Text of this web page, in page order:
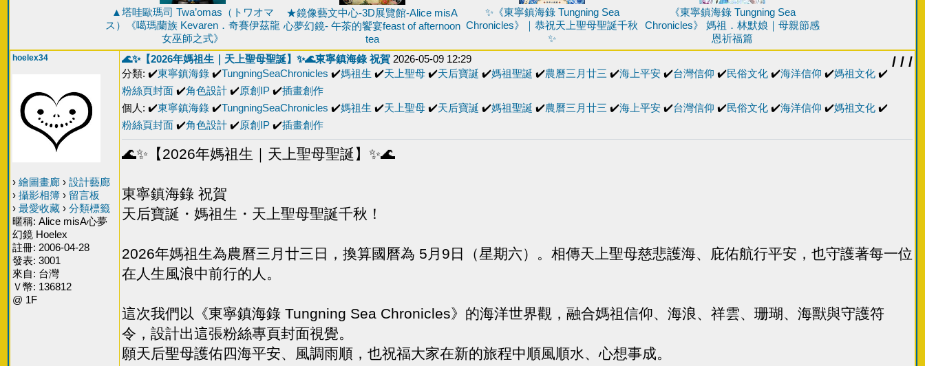
▲塔哇歐瑪司 Twa’omas（トワオマ
ス）《噶瑪蘭族 Kevaren．奇賽伊茲龍
女巫師之式》
★鏡像藝文中心-3D展覽館-Alice misA
心夢幻鏡- 午茶的饗宴feast of afternoon
tea
✨《東寧鎮海錄 Tungning Sea
Chronicles》｜恭祝天上聖母聖誕千秋
✨
《東寧鎮海錄 Tungning Sea
Chronicles》 媽祖．林默娘｜母親節感
恩祈福篇
hoelex34
› 繪圖畫廊 › 設計藝廊
› 攝影相簿 › 留言板
› 最愛收藏 › 分類標籤
暱稱: Alice misA心夢
幻鏡 Hoelex
註冊: 2006-04-28
發表: 3001
來自: 台灣
Ｖ幣: 136812
@ 1F
🌊✨【2026年媽祖生｜天上聖母聖誕】✨🌊東寧鎮海錄 祝賀 2026-05-09 12:29
分類: ✔️東寧鎮海錄 ✔️TungningSeaChronicles ✔️媽祖生 ✔️天上聖母 ✔️天后寶誕 ✔️媽祖聖誕 ✔️農曆三月廿三 ✔️海上平安 ✔️台灣信仰 ✔️民俗文化 ✔️海洋信仰 ✔️媽祖文化 ✔️
粉絲頁封面 ✔️角色設計 ✔️原創IP ✔️插畫創作
個人: ✔️東寧鎮海錄 ✔️TungningSeaChronicles ✔️媽祖生 ✔️天上聖母 ✔️天后寶誕 ✔️媽祖聖誕 ✔️農曆三月廿三 ✔️海上平安 ✔️台灣信仰 ✔️民俗文化 ✔️海洋信仰 ✔️媽祖文化 ✔️
粉絲頁封面 ✔️角色設計 ✔️原創IP ✔️插畫創作
/ / /
🌊✨【2026年媽祖生｜天上聖母聖誕】✨🌊
東寧鎮海錄 祝賀
天后寶誕・媽祖生・天上聖母聖誕千秋！
2026年媽祖生為農曆三月廿三日，換算國曆為 5月9日（星期六）。相傳天上聖母慈悲護海、庇佑航行平安，也守護著每一位
在人生風浪中前行的人。
這次我們以《東寧鎮海錄 Tungning Sea Chronicles》的海洋世界觀，融合媽祖信仰、海浪、祥雲、珊瑚、海獸與守護符
令，設計出這張粉絲專頁封面視覺。
願天后聖母護佑四海平安、風調雨順，也祝福大家在新的旅程中順風順水、心想事成。